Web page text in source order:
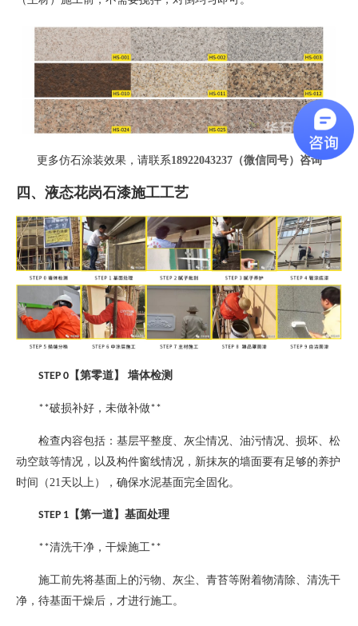
更多仿石涂装效果，请联系18922043237（微信同号） 咨询
四、液态花岗石漆施工工艺
STEP 0 【第零道】 墙体检测
**破损补好，未做补做**
检查内容包括：基层平整度、灰尘情况、油污情况、损坏、松
动空鼓等情况，以及构件窗线情况，新抹灰的墙面要有足够的养护
时间（21天以上），确保水泥基面完全固化。
STEP 1 【第一道】基面处理
**清洗干净，干燥施工**
施工前先将基面上的污物、灰尘、青苔等附着物清除、清洗干
净，待基面干燥后，才进行施工。